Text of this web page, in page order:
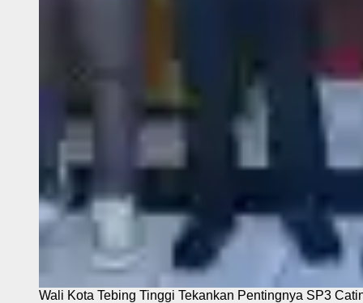
Wali Kota Tebing Tinggi Tekankan Pentingnya SP3